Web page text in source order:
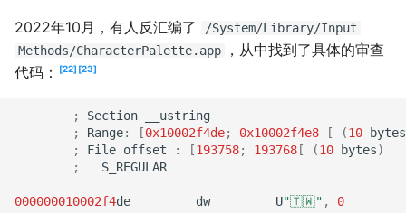
2022年10月，有人反汇编了
/System/Library/Input
Methods/CharacterPalette.app
，从中找到了具体的审查
代码：
22 23
; Section
__ustring
;
Range: [0x10002f4de; 0x10002f4e8 [ (10
bytes
;
File offset : [193758; 193768 [ (10 bytes)
;
S_REGULAR
000000010002f4de dw U"🇹🇼" , 0